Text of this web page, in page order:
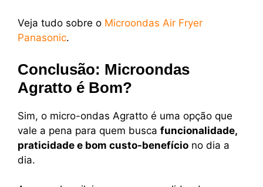
Veja tudo sobre o Microondas Air Fryer
Panasonic.
Conclusão: Microondas
Agratto é Bom?
Sim, o micro-ondas Agratto é uma opção que
vale a pena para quem busca funcionalidade,
praticidade e bom custo-benefício no dia a
dia.